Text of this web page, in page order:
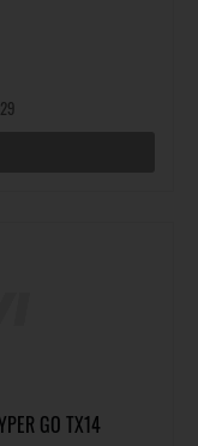
GO TX14